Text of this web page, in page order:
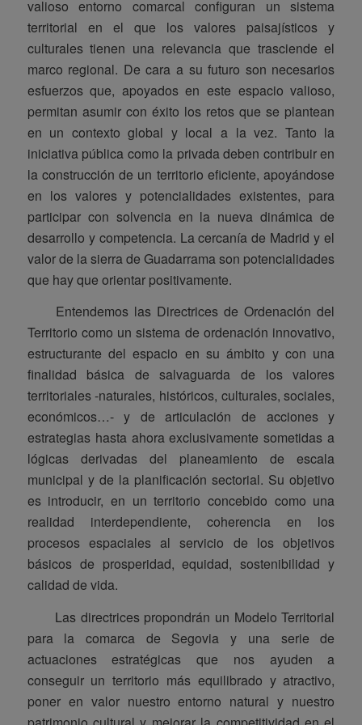
valioso entorno comarcal configuran un sistema
territorial en el que los valores paisajísticos y
culturales tienen una relevancia que trasciende el
marco regional. De cara a su futuro son necesarios
esfuerzos que, apoyados en este espacio valioso,
permitan asumir con éxito los retos que se plantean
en un contexto global y local a la vez. Tanto la
iniciativa pública como la privada deben contribuir en
la construcción de un territorio eficiente, apoyándose
en los valores y potencialidades existentes, para
participar con solvencia en la nueva dinámica de
desarrollo y competencia. La cercanía de Madrid y el
valor de la sierra de Guadarrama son potencialidades
que hay que orientar positivamente.
Entendemos las Directrices de Ordenación del
Territorio como un sistema de ordenación innovativo,
estructurante del espacio en su ámbito y con una
finalidad básica de salvaguarda de los valores
territoriales -naturales, históricos, culturales, sociales,
económicos…- y de articulación de acciones y
estrategias hasta ahora exclusivamente sometidas a
lógicas derivadas del planeamiento de escala
municipal y de la planificación sectorial. Su objetivo
es introducir, en un territorio concebido como una
realidad interdependiente, coherencia en los
procesos espaciales al servicio de los objetivos
básicos de prosperidad, equidad, sostenibilidad y
calidad de vida.
Las directrices propondrán un Modelo Territorial
para la comarca de Segovia y una serie de
actuaciones estratégicas que nos ayuden a
conseguir un territorio más equilibrado y atractivo,
poner en valor nuestro entorno natural y nuestro